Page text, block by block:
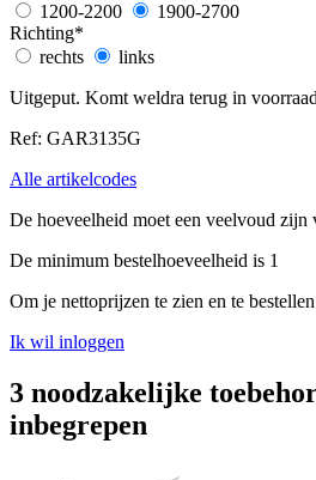
1200-2200
1900-2700
Richting*
rechts
links
Uitgeput. Komt weldra terug in
Ref: GAR3135G
Alle artikelcodes
De hoeveelheid moet een veelvoud zijn
De minimum bestelhoeveelheid is 1
Om je nettoprijzen te zien en te
Ik wil inloggen
3 noodzakelijke
inbegrepen